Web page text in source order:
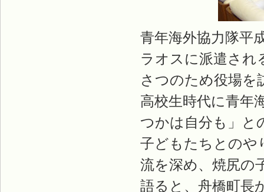
青年海外協力隊平
ラオスに派遣され
さつのため役場を
高校生時代に青年
つかは自分も」と
子どもたちとのや
流を深め、焼尻の
語ると、舟橋町長